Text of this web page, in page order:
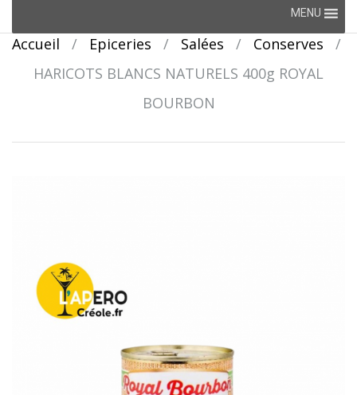
content
MENU
Accueil / Epiceries / Salées / Conserves
/
HARICOTS BLANCS NATURELS 400g ROYAL
BOURBON